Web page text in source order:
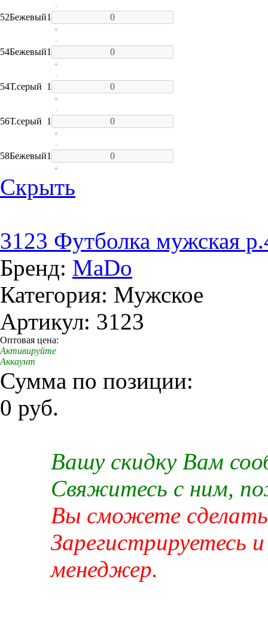
52Бежевый1
-
+
54Бежевый1
-
+
54Т.серый 1
-
+
56Т.серый 1
-
+
58Бежевый1
-
+
Скрыть
3123 Футболка мужская
Бренд: MaDo
Категория: Мужское
Артикул: 3123
Оптовая цена:
Активируйте
Аккаунт
Сумма по позиции:
0 руб.
Вашу скидку Вам
Свяжитесь с ним,
Вы сможете сделать
Зарегистрируетесь
менеджер.